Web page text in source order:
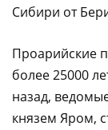
Сибири от
Проарийские
более 25000
назад,
князем Яром,